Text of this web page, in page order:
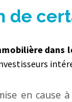
dans
en cause à